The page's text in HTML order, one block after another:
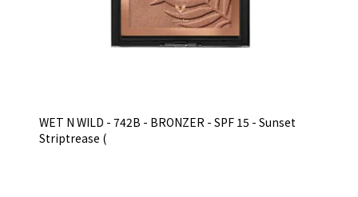
WET N WILD - 742B - BRONZER - SPF 15 - Sunset
Striptrease (